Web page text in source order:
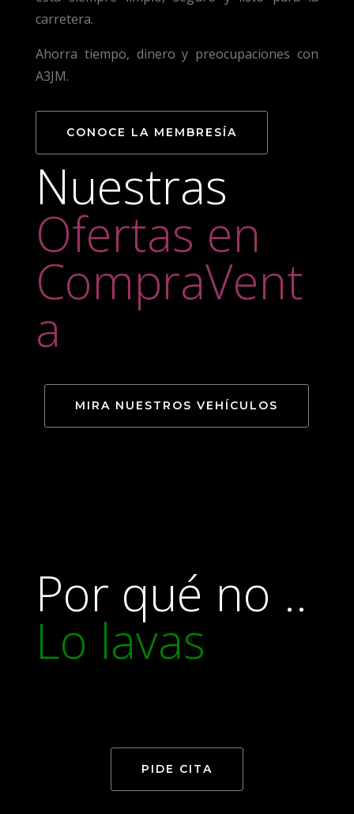
carretera.
Ahorra tiempo, dinero y preocupaciones con
A3JM.
CONOCE LA MEMBRESÍA
Nuestras
Ofertas en
CompraVent
a
MIRA NUESTROS VEHÍCULOS
Por qué no ..
Lo lavas
PIDE CITA